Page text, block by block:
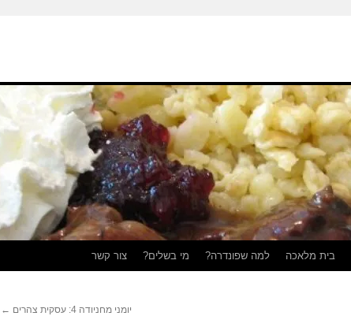
בית מלאכה למה שפונדרה? מי בשלים? צור קשר
יומני מחניודה 4: עסקית צהרים ←